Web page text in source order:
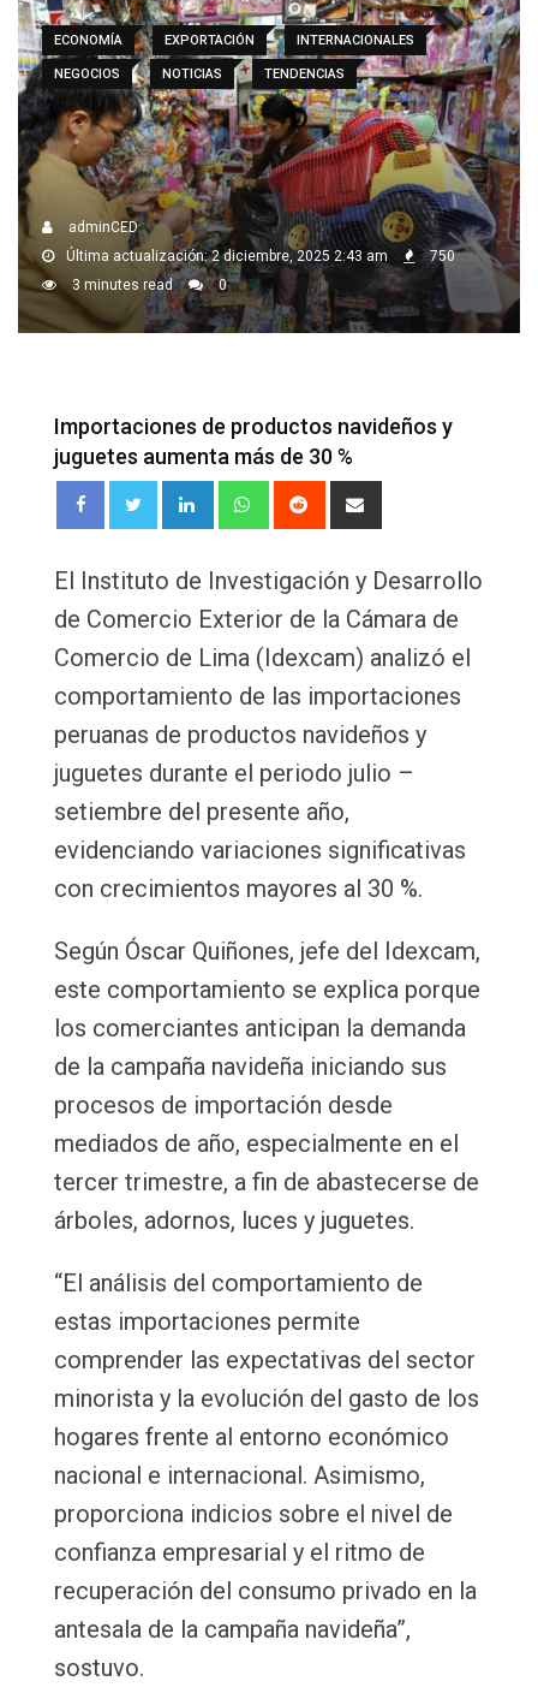
ECONOMÍA EXPORTACIÓN INTERNACIONALES
NEGOCIOS NOTICIAS TENDENCIAS
adminCED
Última actualización: 2 diciembre, 2025 2:43 am
750
3 minutes read
0
Importaciones de productos navideños y
juguetes aumenta más de 30 %
LinkedInWhatsapp
Reddit
via
El Instituto de Investigación y Desarrollo
de Comercio Exterior de la Cámara de
Comercio de Lima (Idexcam) analizó el
comportamiento de las importaciones
peruanas de productos navideños y
juguetes durante el periodo julio –
setiembre del presente año,
evidenciando variaciones significativas
con crecimientos mayores al 30 %.
Según Óscar Quiñones, jefe del Idexcam,
este comportamiento se explica porque
los comerciantes anticipan la demanda
de la campaña navideña iniciando sus
procesos de importación desde
mediados de año, especialmente en el
tercer trimestre, a fin de abastecerse de
árboles, adornos, luces y juguetes.
“El análisis del comportamiento de
estas importaciones permite
comprender las expectativas del sector
minorista y la evolución del gasto de los
hogares frente al entorno económico
nacional e internacional. Asimismo,
proporciona indicios sobre el nivel de
confianza empresarial y el ritmo de
recuperación del consumo privado en la
antesala de la campaña navideña”,
sostuvo.